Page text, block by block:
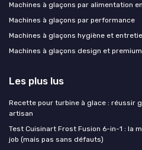
Machines à glaçons par alimentation
Machines à glaçons par performance
Machines à glaçons hygiène et
Machines à glaçons design et premium
Les plus lus
Recette pour turbine à glace : réussir
artisan
Test Cuisinart Frost Fusion 6-in-1 : la
job (mais pas sans défauts)